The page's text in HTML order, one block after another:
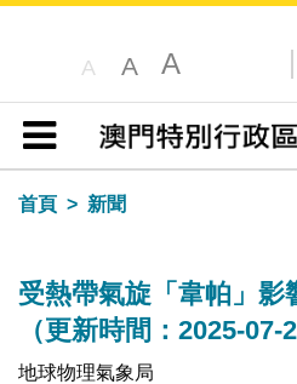
A A A
目錄
首頁
新聞
受熱帶氣旋「韋帕」影
（更新時間：2025-07-
地球物理氣象局